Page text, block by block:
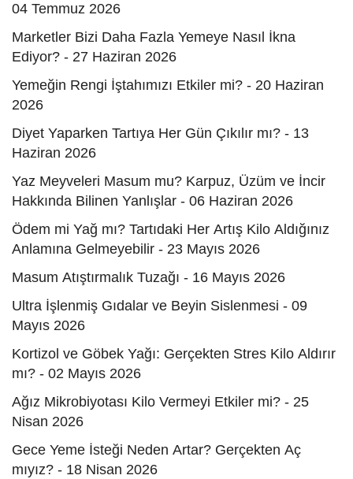
04 Temmuz 2026
Marketler Bizi Daha Fazla Yemeye Nasıl İkna
Ediyor? - 27 Haziran 2026
Yemeğin Rengi İştahımızı Etkiler mi? - 20 Haziran
2026
Diyet Yaparken Tartıya Her Gün Çıkılır mı? - 13
Haziran 2026
Yaz Meyveleri Masum mu? Karpuz, Üzüm ve İncir
Hakkında Bilinen Yanlışlar - 06 Haziran 2026
Ödem mi Yağ mı? Tartıdaki Her Artış Kilo Aldığınız
Anlamına Gelmeyebilir - 23 Mayıs 2026
Masum Atıştırmalık Tuzağı - 16 Mayıs 2026
Ultra İşlenmiş Gıdalar ve Beyin Sislenmesi - 09
Mayıs 2026
Kortizol ve Göbek Yağı: Gerçekten Stres Kilo Aldırır
mı? - 02 Mayıs 2026
Ağız Mikrobiyotası Kilo Vermeyi Etkiler mi? - 25
Nisan 2026
Gece Yeme İsteği Neden Artar? Gerçekten Aç
mıyız? - 18 Nisan 2026